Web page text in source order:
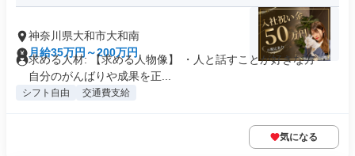
神奈川県大和市大和南
月給35万円～200万円
求める人材: 【求める人物像】 ・人と話すことが好きな方 ・
自分のがんばりや成果を正...
シフト自由 交通費支給
気になる